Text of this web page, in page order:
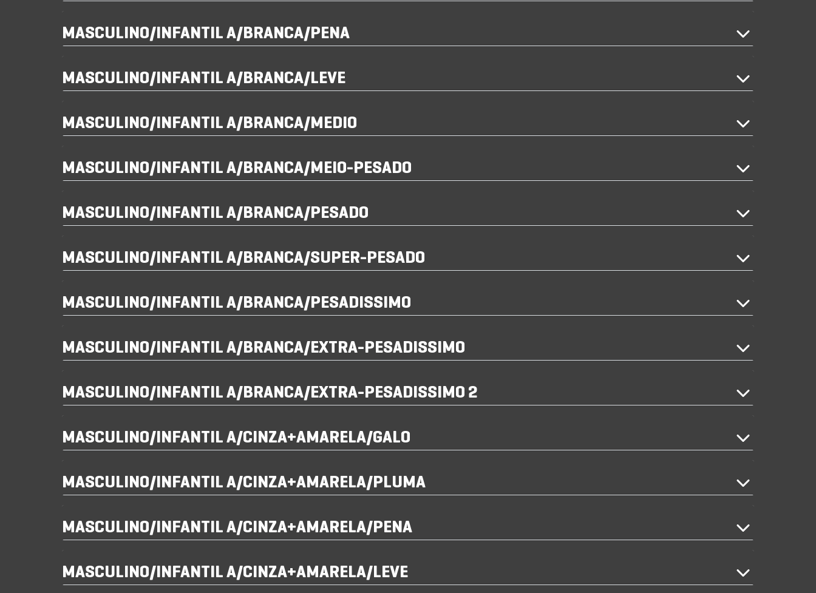
MASCULINO/INFANTIL A/BRANCA/PENA
MASCULINO/INFANTIL A/BRANCA/LEVE
MASCULINO/INFANTIL A/BRANCA/MEDIO
MASCULINO/INFANTIL A/BRANCA/MEIO-PESADO
MASCULINO/INFANTIL A/BRANCA/PESADO
MASCULINO/INFANTIL A/BRANCA/SUPER-PESADO
MASCULINO/INFANTIL A/BRANCA/PESADISSIMO
MASCULINO/INFANTIL A/BRANCA/EXTRA-PESADISSIMO
MASCULINO/INFANTIL A/BRANCA/EXTRA-PESADISSIMO 2
MASCULINO/INFANTIL A/CINZA+AMARELA/GALO
MASCULINO/INFANTIL A/CINZA+AMARELA/PLUMA
MASCULINO/INFANTIL A/CINZA+AMARELA/PENA
MASCULINO/INFANTIL A/CINZA+AMARELA/LEVE